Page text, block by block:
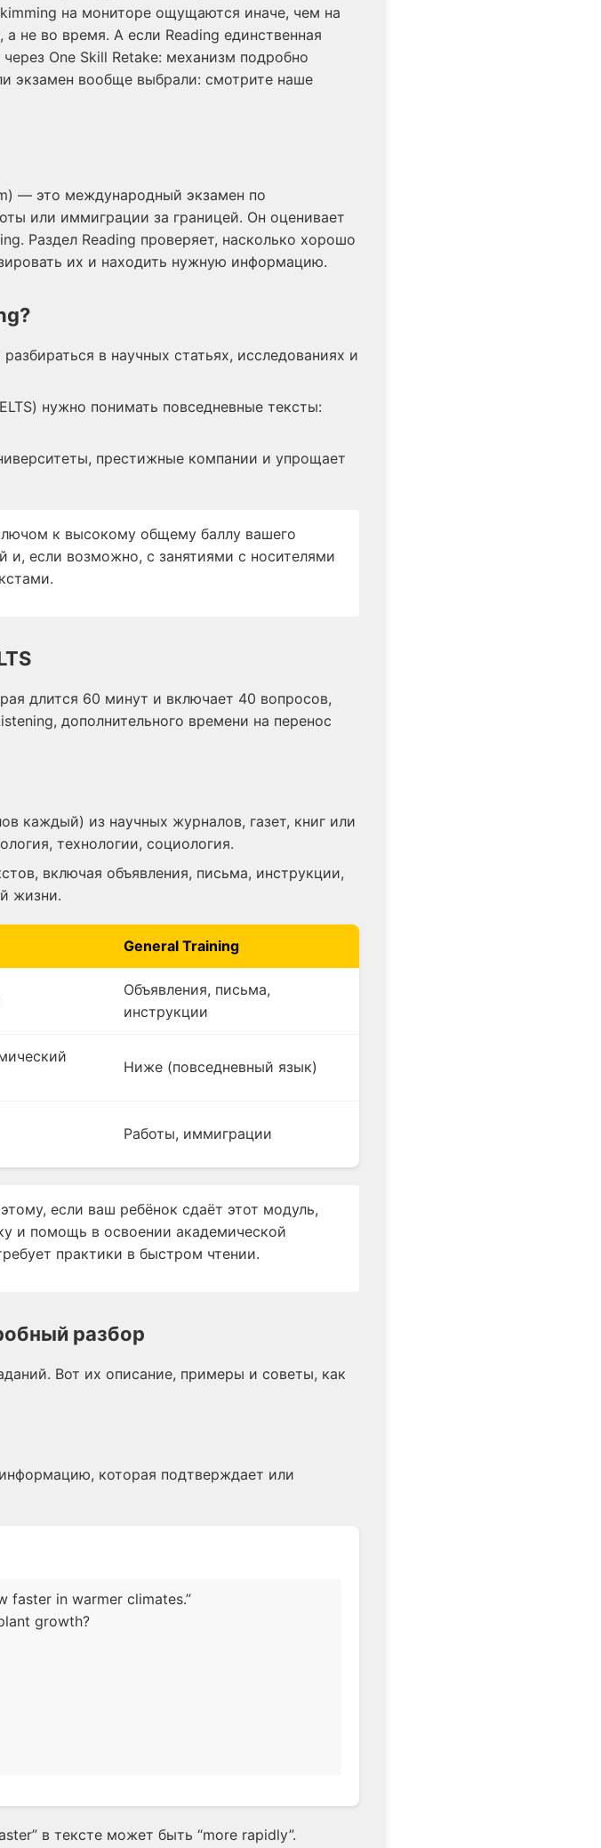
на мониторе ощущаются иначе, чем на
не во время. А если Reading единственная
One Skill Retake: механизм подробно
экзамен вообще выбрали: смотрите наше
— это международный экзамен по
или иммиграции за границей. Он оценивает
Раздел Reading проверяет, насколько хорошо
их и находить нужную информацию.
в научных статьях, исследованиях и
нужно понимать повседневные тексты:
престижные компании и упрощает
к высокому общему баллу вашего
и, если возможно, с занятиями с носителями
длится 60 минут и включает 40 вопросов,
дополнительного времени на перенос
каждый) из научных журналов, газет, книг или
технологии, социология.
включая объявления, письма, инструкции,
жизни.
General Training
Объявления, письма,
инструкции
Ниже (повседневный язык)
Работы, иммиграции
если ваш ребёнок сдаёт этот модуль,
и помощь в освоении академической
практики в быстром чтении.
разбор
Вот их описание, примеры и советы, как
которая подтверждает или
faster in warmer climates.”
growth?
в тексте может быть “more rapidly”.